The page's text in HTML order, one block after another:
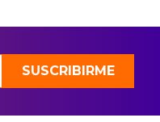
SUSCRIBIRME